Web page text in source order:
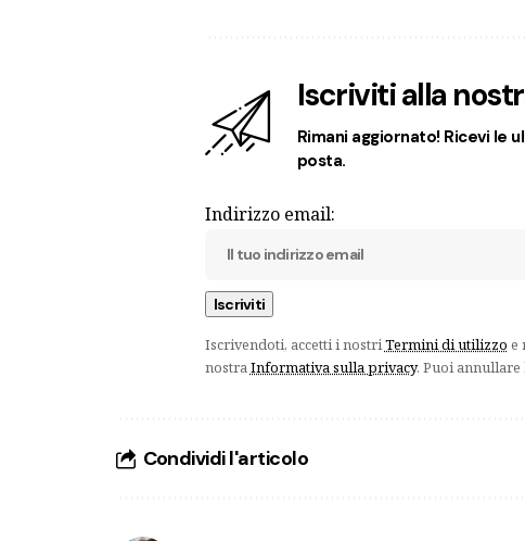
Iscriviti alla
Rimani aggiornato! Ricevi le
posta.
Indirizzo email:
Iscrivendoti, accetti i nostriTermini di utilizzo e
nostraInformativa sulla privacy. Puoi
Condividi l'articolo